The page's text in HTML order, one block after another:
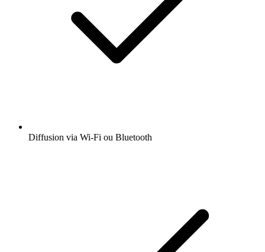
Diffusion via Wi-Fi ou Bluetooth